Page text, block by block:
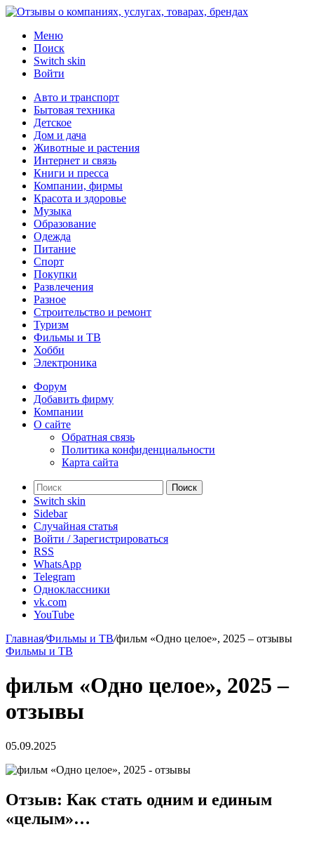
Меню
Поиск
Switch skin
Войти
Авто и транспорт
Бытовая техника
Детское
Дом и дача
Животные и растения
Интернет и связь
Книги и пресса
Компании, фирмы
Красота и здоровье
Музыка
Образование
Одежда
Питание
Спорт
Покупки
Развлечения
Разное
Строительство и ремонт
Туризм
Фильмы и ТВ
Хобби
Электроника
Форум
Добавить фирму
Компании
О сайте
Обратная связь
Политика конфиденциальности
Карта сайта
Поиск
Switch skin
Sidebar
Случайная статья
Войти / Зарегистрироваться
RSS
WhatsApp
Telegram
Одноклассники
vk.com
YouTube
Главная/Фильмы и ТВ/фильм «Одно целое», 2025 – отзывы
Фильмы и ТВ
фильм «Одно целое», 2025 –
отзывы
05.09.2025
Отзыв: Как стать одним и единым
«целым»…